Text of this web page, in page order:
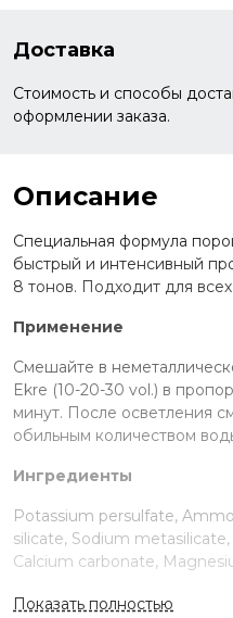
Доставка
Стоимость и способы
оформлении заказа.
Описание
Специальная формула
быстрый и интенсивный
8 тонов. Подходит для
Применение
Смешайте в
Ekre (10-20-30 vol.) в
минут. После осветления
обильным количеством
Ингредиенты
Potassium persulfate,
silicate, Sodium
Calcium carbonate,
Показать полностью